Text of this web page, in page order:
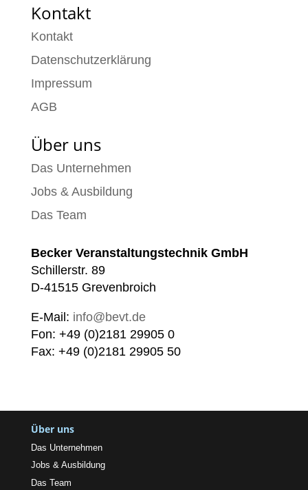
Kontakt
Kontakt
Datenschutzerklärung
Impressum
AGB
Über uns
Das Unternehmen
Jobs & Ausbildung
Das Team
Becker Veranstaltungstechnik GmbH
Schillerstr. 89
D-41515 Grevenbroich
E-Mail: info@bevt.de
Fon: +49 (0)2181 29905 0
Fax: +49 (0)2181 29905 50
Über uns
Das Unternehmen
Jobs & Ausbildung
Das Team